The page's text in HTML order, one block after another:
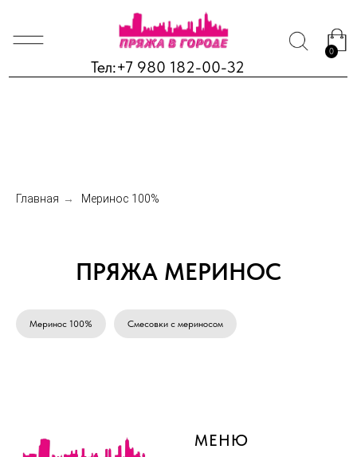
Тел:+7 980 182-00-32
0
Главная → Меринос 100%
ПРЯЖА МЕРИНОС
Меринос 100% Смесовки с мериносом
МЕНЮ